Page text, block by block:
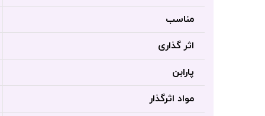
مناسب
اثر گذاری
پارابن
مواد اثرگذار